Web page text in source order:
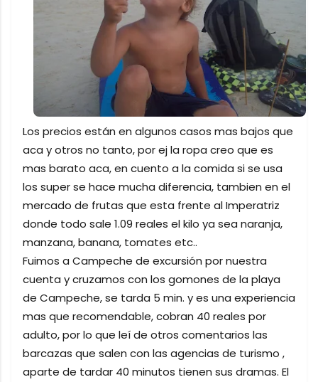
Los precios están en algunos casos mas bajos que
aca y otros no tanto, por ej la ropa creo que es
mas barato aca, en cuento a la comida si se usa
los super se hace mucha diferencia, tambien en el
mercado de frutas que esta frente al Imperatriz
donde todo sale 1.09 reales el kilo ya sea naranja,
manzana, banana, tomates etc..
Fuimos a Campeche de excursión por nuestra
cuenta y cruzamos con los gomones de la playa
de Campeche, se tarda 5 min. y es una experiencia
mas que recomendable, cobran 40 reales por
adulto, por lo que leí de otros comentarios las
barcazas que salen con las agencias de turismo ,
aparte de tardar 40 minutos tienen sus dramas. El